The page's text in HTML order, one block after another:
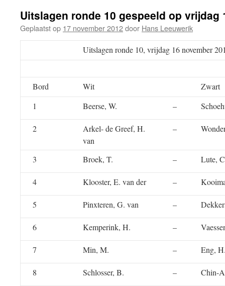
Uitslagen ronde 10 gespeeld op vrijdag
Geplaatst op 17 november 2012door Hans Leeuwerik
Uitslagen ronde 10, vrijdag 16 november
Bord Wit
Zwart
1
Beerse, W. –
2
Arkel- de Greef, H.
van
–
3 Broek, T. – Lute,
4 Klooster, E. van der –
5 Pinxteren, G. van –
6 Kemperink, H. –
7 Min, M. – Eng,
8 Schlosser, B. – Chin-